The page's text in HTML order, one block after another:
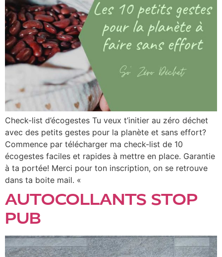
Check-list d’écogestes Tu veux t’initier au zéro déchet
avec des petits gestes pour la planète et sans effort?
Commence par télécharger ma check-list de 10
écogestes faciles et rapides à mettre en place. Garantie
à ta portée! Merci pour ton inscription, on se retrouve
dans ta boite mail. «
AUTOCOLLANTS STOP
PUB